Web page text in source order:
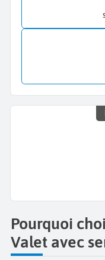
Pourquoi
Valet avec